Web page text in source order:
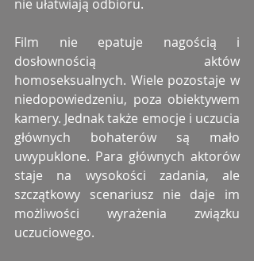
nie ułatwiają odbioru.
Film nie epatuje nagością i
dosłownością aktów
homoseksualnych. Wiele pozostaje w
niedopowiedzeniu, poza obiektywem
kamery. Jednak także emocje i uczucia
głównych bohaterów są mało
uwypuklone. Para głównych aktorów
staje na wysokości zadania, ale
szczątkowy scenariusz nie daje im
możliwości wyrażenia związku
uczuciowego.